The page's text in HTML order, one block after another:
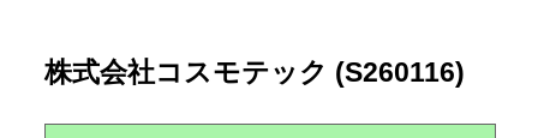
株式会社コスモテック (S260116)